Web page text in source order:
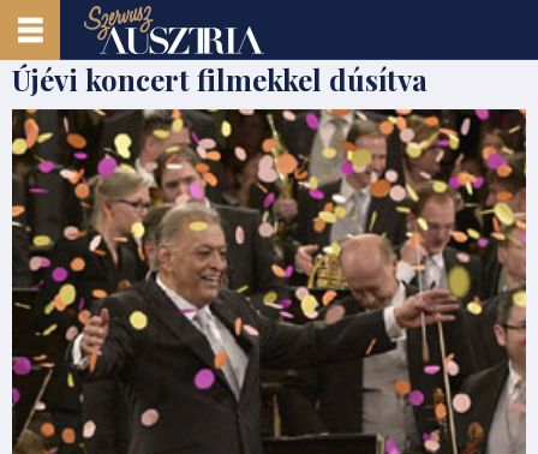
Újévi koncert filmekkel dúsítva